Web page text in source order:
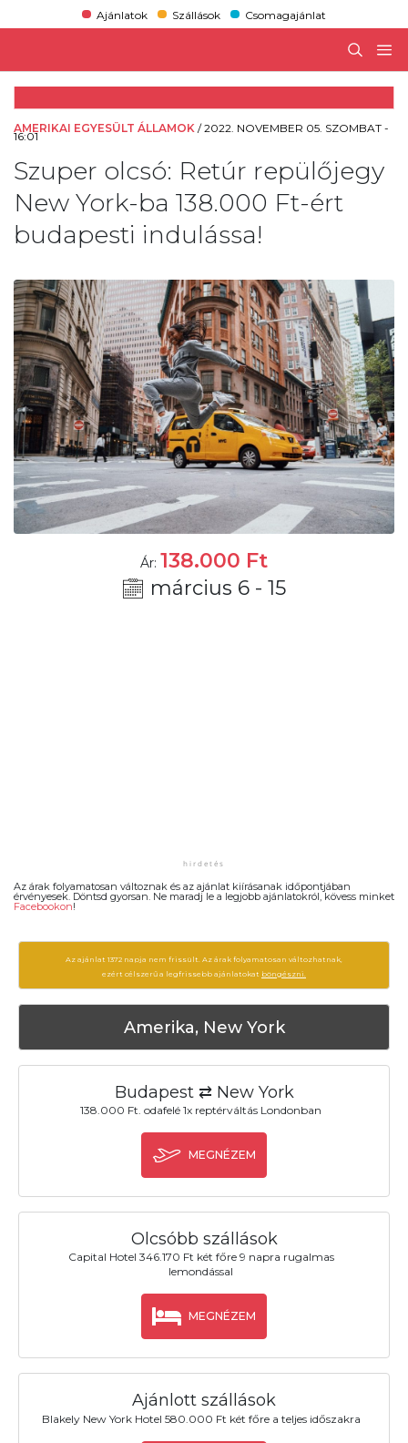
Ajánlatok Szállások Csomagajánlat
AMERIKAI EGYESÜLT ÁLLAMOK /2022. NOVEMBER 05. SZOMBAT -
16:01
Szuper olcsó: Retúr repülőjegy
New York-ba 138.000 Ft-ért
budapesti indulássa!
Ár: 138.000 Ft
március 6 - 15
Az árak folyamatosan változnak és az ajánlat kiírásanak időpontjában
érvényesek. Döntsd gyorsan. Ne maradj le a legjobb ajánlatokról, kövess minket
Facebookon!
Az ajánlat 1372 napja nem frissült. Az árak folyamatosan változhatnak,
ezért célszerű a legfrissebb ajánlatokat böngészni.
Amerika, New York
Budapest ⇄ New York
138.000 Ft. odafelé 1x reptérváltás Londonban
MEGNÉZEM
Olcsóbb szállások
Capital Hotel 346.170 Ft két főre 9 napra rugalmas
lemondással
MEGNÉZEM
Ajánlott szállások
Blakely New York Hotel 580.000 Ft két főre a teljes időszakra